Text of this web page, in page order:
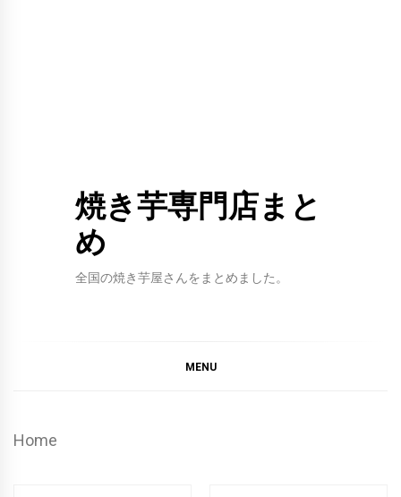
焼き芋専門店まと
め
全国の焼き芋屋さんをまとめました。
MENU
Home